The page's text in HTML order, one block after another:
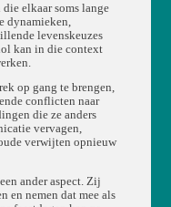
elkaar soms lange
dynamieken,
levenskeuzes
kan in die context
op gang te brengen,
conflicten naar
die ze anders
vervagen,
verwijten opnieuw
ander aspect. Zij
en nemen dat mee als